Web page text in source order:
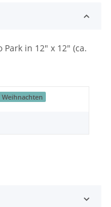
in 12" x 12" (ca.
Weihnachten